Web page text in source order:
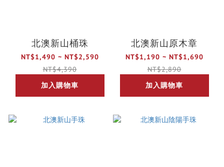
北澳新山桶珠
NT$1,490 ~ NT$2,590
NT$4,390
加入購物車
北澳新山原木章
NT$1,190 ~ NT$1,690
NT$2,890
加入購物車